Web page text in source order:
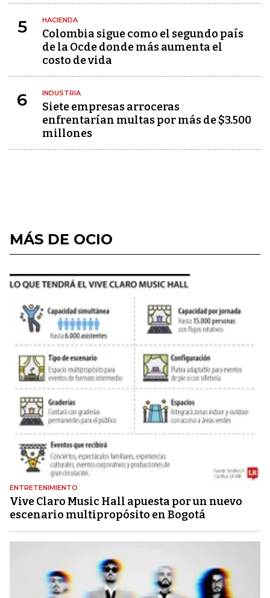
5 HACIENDA
Colombia sigue como el segundo país
de la Ocde donde más aumenta el
costo de vida
6 INDUSTRIA
Siete empresas arroceras
enfrentarían multas por más de $3.500
millones
MÁS DE OCIO
ENTRETENIMIENTO
Vive Claro Music Hall apuesta por un nuevo
escenario multipropósito en Bogotá